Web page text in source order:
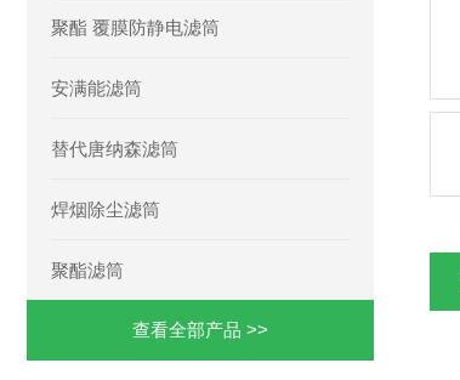
聚酯 覆膜防静电滤筒
安满能滤筒
替代唐纳森滤筒
焊烟除尘滤筒
聚酯滤筒
查看全部产品 >>